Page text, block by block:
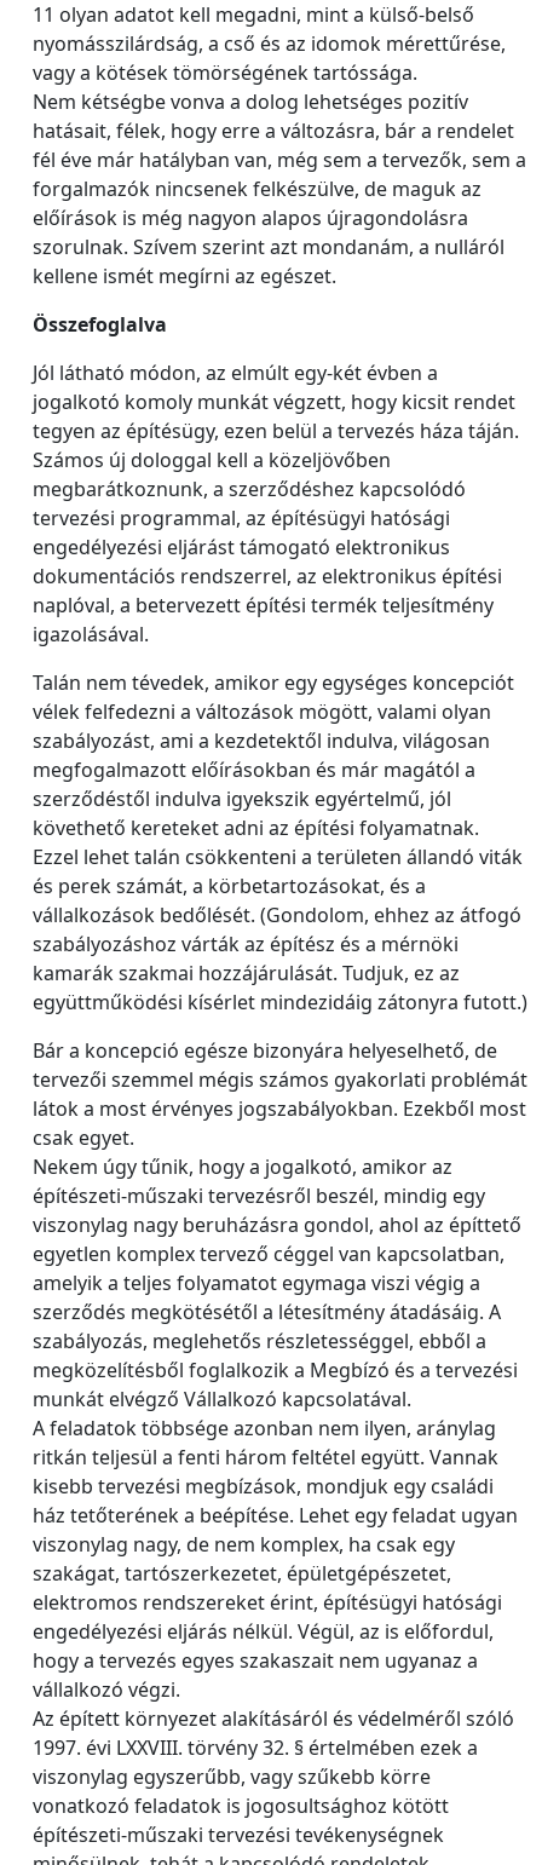
11 olyan adatot kell megadni, mint a külső-belső
nyomásszilárdság, a cső és az idomok mérettűrése,
vagy a kötések tömörségének tartóssága.
Nem kétségbe vonva a dolog lehetséges pozitív
hatásait, félek, hogy erre a változásra, bár a rendelet
fél éve már hatályban van, még sem a tervezők, sem a
forgalmazók nincsenek felkészülve, de maguk az
előírások is még nagyon alapos újragondolásra
szorulnak. Szívem szerint azt mondanám, a nulláról
kellene ismét megírni az egészet.
Összefoglalva
Jól látható módon, az elmúlt egy-két évben a
jogalkotó komoly munkát végzett, hogy kicsit rendet
tegyen az építésügy, ezen belül a tervezés háza táján.
Számos új dologgal kell a közeljövőben
megbarátkoznunk, a szerződéshez kapcsolódó
tervezési programmal, az építésügyi hatósági
engedélyezési eljárást támogató elektronikus
dokumentációs rendszerrel, az elektronikus építési
naplóval, a betervezett építési termék teljesítmény
igazolásával.
Talán nem tévedek, amikor egy egységes koncepciót
vélek felfedezni a változások mögött, valami olyan
szabályozást, ami a kezdetektől indulva, világosan
megfogalmazott előírásokban és már magától a
szerződéstől indulva igyekszik egyértelmű, jól
követhető kereteket adni az építési folyamatnak.
Ezzel lehet talán csökkenteni a területen állandó viták
és perek számát, a körbetartozásokat, és a
vállalkozások bedőlését. (Gondolom, ehhez az átfogó
szabályozáshoz várták az építész és a mérnöki
kamarák szakmai hozzájárulását. Tudjuk, ez az
együttműködési kísérlet mindezidáig zátonyra futott.)
Bár a koncepció egésze bizonyára helyeselhető, de
tervezői szemmel mégis számos gyakorlati problémát
látok a most érvényes jogszabályokban. Ezekből most
csak egyet.
Nekem úgy tűnik, hogy a jogalkotó, amikor az
építészeti-műszaki tervezésről beszél, mindig egy
viszonylag nagy beruházásra gondol, ahol az építtető
egyetlen komplex tervező céggel van kapcsolatban,
amelyik a teljes folyamatot egymaga viszi végig a
szerződés megkötésétől a létesítmény átadásáig. A
szabályozás, meglehetős részletességgel, ebből a
megközelítésből foglalkozik a Megbízó és a tervezési
munkát elvégző Vállalkozó kapcsolatával.
A feladatok többsége azonban nem ilyen, aránylag
ritkán teljesül a fenti három feltétel együtt. Vannak
kisebb tervezési megbízások, mondjuk egy családi
ház tetőterének a beépítése. Lehet egy feladat ugyan
viszonylag nagy, de nem komplex, ha csak egy
szakágat, tartószerkezetet, épületgépészetet,
elektromos rendszereket érint, építésügyi hatósági
engedélyezési eljárás nélkül. Végül, az is előfordul,
hogy a tervezés egyes szakaszait nem ugyanaz a
vállalkozó végzi.
Az épített környezet alakításáról és védelméről szóló
1997. évi LXXVIII. törvény 32. § értelmében ezek a
viszonylag egyszerűbb, vagy szűkebb körre
vonatkozó feladatok is jogosultsághoz kötött
építészeti-műszaki tervezési tevékenységnek